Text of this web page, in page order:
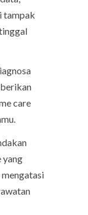
tampak
care
yang